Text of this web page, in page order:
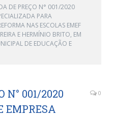
DE PREÇO N° 001/2020
PARA
NAS ESCOLAS EMEF
E HERMÍNIO BRITO, EM
DE EDUCAÇÃO E
N° 001/2020
EMPRESA
0